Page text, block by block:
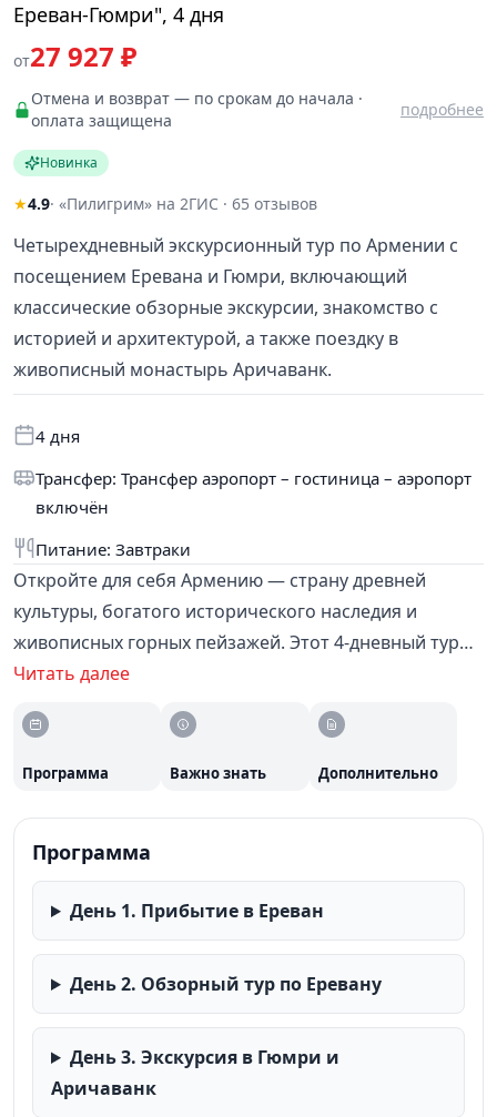
Ереван-Гюмри", 4 дня
от27 927 ₽
Отмена и возврат — по срокам до начала ·
оплата защищена
подробнее
Новинка
★4.9· «Пилигрим» на 2ГИС · 65 отзывов
Четырехдневный экскурсионный тур по Армении с
посещением Еревана и Гюмри, включающий
классические обзорные экскурсии, знакомство с
историей и архитектурой, а также поездку в
живописный монастырь Аричаванк.
4 дня
Трансфер: Трансфер аэропорт – гостиница – аэропорт
включён
Питание: Завтраки
Откройте для себя Армению — страну древней
культуры, богатого исторического наследия и
живописных горных пейзажей. Этот 4-дневный тур
познакомит вас с двумя главными городами:
ждут насыщенные экскурсии, посещение сакральных
мест и уникальных архитектурных памятников.
сокровенное и прочувствовали дух этой древней
земли.
Читать далее
Программа Важно знать Дополнительно
Программа
День 1. Прибытие в Ереван
День 2. Обзорный тур по Еревану
День 3. Экскурсия в Гюмри и
Аричаванк